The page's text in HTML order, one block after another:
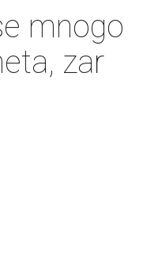
mnogo
zar